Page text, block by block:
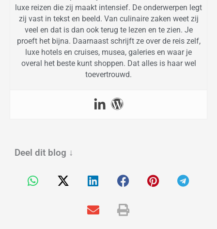
luxe reizen die zij maakt intensief. De onderwerpen legt
zij vast in tekst en beeld. Van culinaire zaken weet zij
veel en dat is dan ook terug te lezen en te zien. Je
proeft het bijna. Daarnaast schrijft ze over de reis zelf,
luxe hotels en cruises, musea, galeries en waar je
overal het beste kunt shoppen. Dat alles is haar wel
toevertrouwd.
Deel dit blog ↓